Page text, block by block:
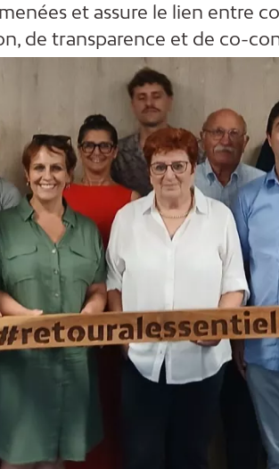
et assure le lien entre
de transparence et de co-